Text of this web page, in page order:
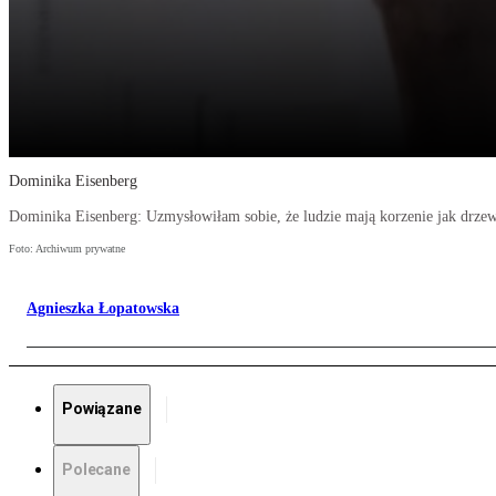
Dominika Eisenberg
Dominika Eisenberg: Uzmysłowiłam sobie, że ludzie mają korzenie jak
Foto: Archiwum prywatne
Agnieszka Łopatowska
Powiązane
Polecane